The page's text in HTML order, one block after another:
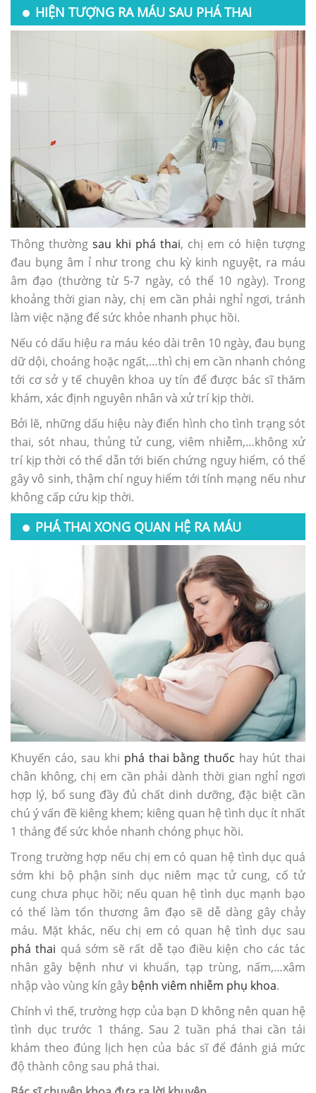
HIỆN TƯỢNG RA MÁU SAU PHÁ THAI
Thông thường sau khi phá thai, chị em có hiện tượng
đau bụng âm ỉ như trong chu kỳ kinh nguyệt, ra máu
âm đạo (thường từ 5-7 ngày, có thể 10 ngày). Trong
khoảng thời gian này, chị em cần phải nghỉ ngơi, tránh
làm việc nặng để sức khỏe nhanh phục hồi.
Nếu có dấu hiệu ra máu kéo dài trên 10 ngày, đau bụng
dữ dội, choáng hoặc ngất,…thì chị em cần nhanh chóng
tới cơ sở y tế chuyên khoa uy tín để được bác sĩ thăm
khám, xác định nguyên nhân và xử trí kịp thời.
Bởi lẽ, những dấu hiệu này điển hình cho tình trạng sót
thai, sót nhau, thủng tử cung, viêm nhiễm,…không xử
trí kịp thời có thể dẫn tới biến chứng nguy hiểm, có thể
gây vô sinh, thậm chí nguy hiểm tới tính mạng nếu như
không cấp cứu kịp thời.
PHÁ THAI XONG QUAN HỆ RA MÁU
Khuyến cáo, sau khi phá thai bằng thuốc hay hút thai
chân không, chị em cần phải dành thời gian nghỉ ngơi
hợp lý, bổ sung đầy đủ chất dinh dưỡng, đặc biệt cần
chú ý vấn đề kiêng khem; kiêng quan hệ tình dục ít nhất
1 tháng để sức khỏe nhanh chóng phục hồi.
Trong trường hợp nếu chị em có quan hệ tình dục quá
sớm khi bộ phận sinh dục niêm mạc tử cung, cổ tử
cung chưa phục hồi; nếu quan hệ tình dục mạnh bạo
có thể làm tổn thương âm đạo sẽ dễ dàng gây chảy
máu. Mặt khác, nếu chị em có quan hệ tình dục sau
phá thai quá sớm sẽ rất dễ tạo điều kiện cho các tác
nhân gây bệnh như vi khuẩn, tạp trùng, nấm,…xâm
nhập vào vùng kín gây bệnh viêm nhiễm phụ khoa.
Chính vì thế, trường hợp của bạn D không nên quan hệ
tình dục trước 1 tháng. Sau 2 tuần phá thai cần tái
khám theo đúng lịch hẹn của bác sĩ để đánh giá mức
độ thành công sau phá thai.